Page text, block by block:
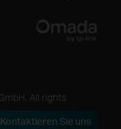
All rights
Kontaktieren Sie uns